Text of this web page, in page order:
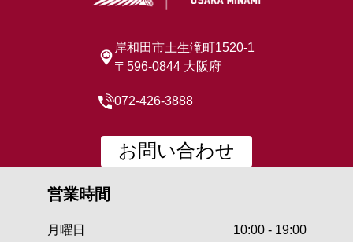
岸和田市土生滝町1520-1
〒596-0844 大阪府
072-426-3888
お問い合わせ
営業時間
月曜日 10:00 - 19:00